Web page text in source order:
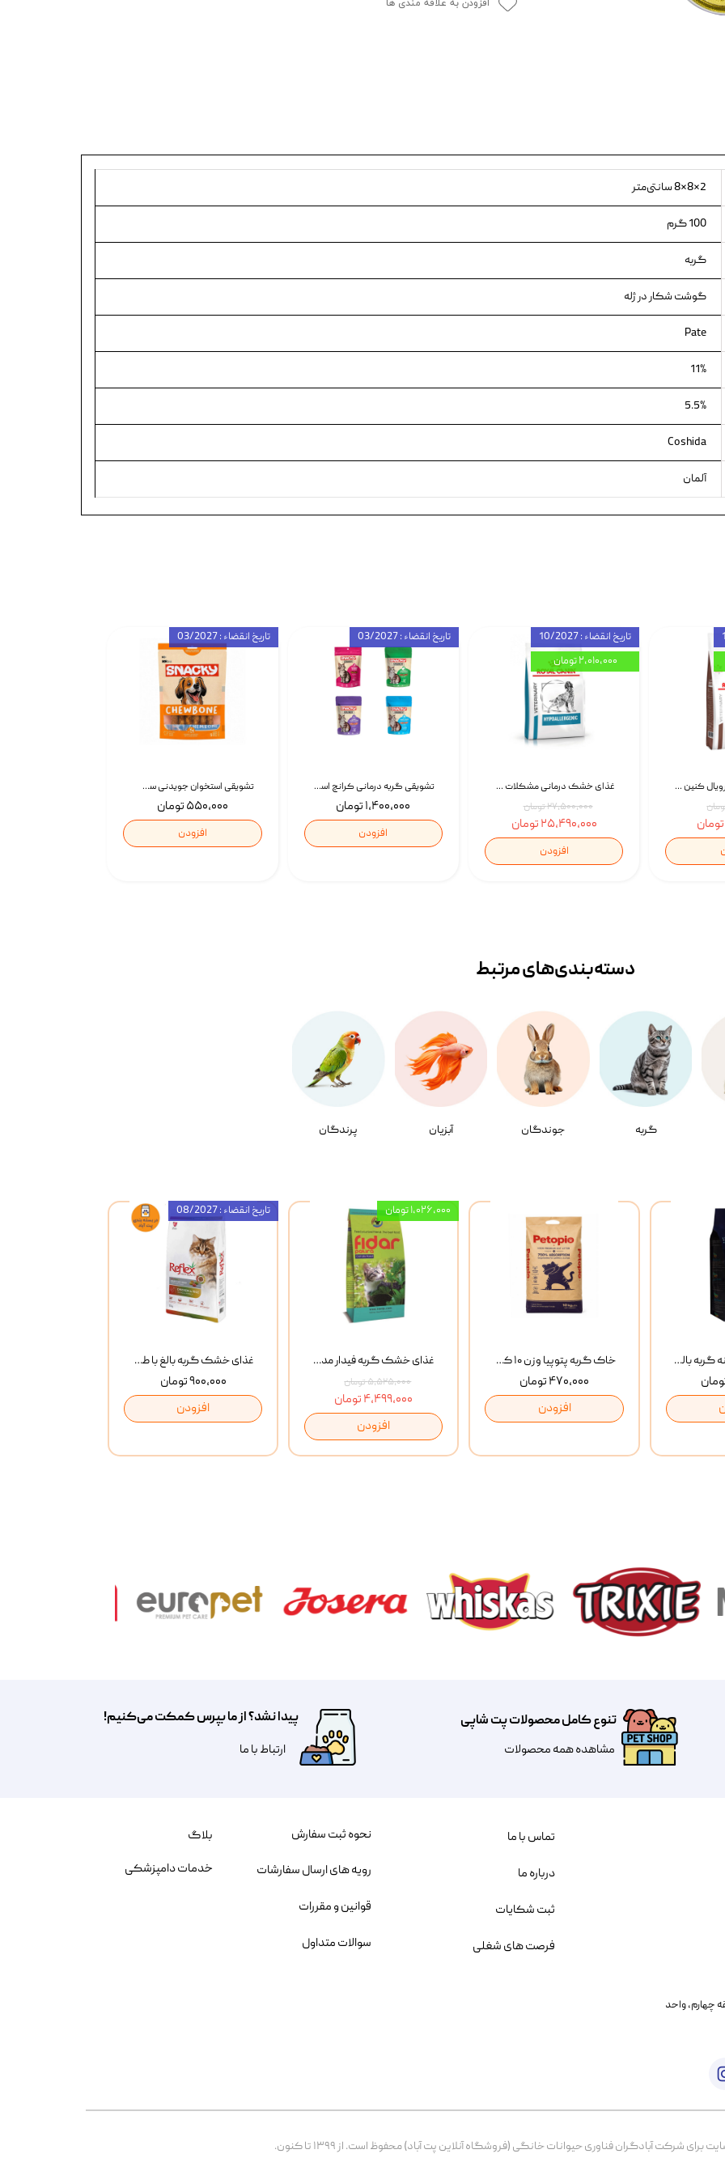
افزودن به علاقه مندی ها
2×8×8 سانتی‌متر
100 گرم
گربه
گوشت شکار در ژله
Pate
11%
5.5%
Coshida
آلمان
تشویقی استخوان جویدنی سگ اسنکی کرانچی با طعم مرغ Snacky Crunchy Munchy وزن 100 گرم
۵۵۰,۰۰۰ تومان
افزودن
تاریخ انقضاء : 03/2027
تشویقی گربه درمانی کرانچ اسنکی با طعم میکس Snacky Crunch Cat Treats وزن 60 گرم بسته 4 عددی
۱,۴۰۰,۰۰۰ تومان
افزودن
تاریخ انقضاء : 03/2027
غذای خشک درمانی مشکلات گوارشی سگ رویال کنین Royal Canin Hypoallergenic وزن 7 کیلوگرم | پت استوک
۲۷,۵۰۰,۰۰۰ تومان
۲۵,۴۹۰,۰۰۰ تومان
افزودن
تاریخ انقضاء : 10/2027
۲,۰۱۰,۰۰۰ تومان
غذای خشک گربه رویال کنین Gastrointestinal Fibre Response وزن 2 کیلوگرم | پت استوک
گربه جوندگان آبزیان پرندگان
دسته‌بندی‌‌های مرتبط
غذای خشک گربه بالغ با طعم مرغ و برنج رفلکس Reflex Multi Color Chicken And Rice وزن 1 کیلوگرم
۹۰۰,۰۰۰ تومان
افزودن
تاریخ انقضاء : 08/2027
غذای خشک گربه فیدار مدل Adult وزن 10 کیلوگرم
۵,۵۲۵,۰۰۰ تومان
۴,۴۹۹,۰۰۰ تومان
افزودن
۱,۰۲۶,۰۰۰ تومان
خاک گربه پتوپیا وزن ۱۰ کیلوگرم
۴۷۰,۰۰۰ تومان
افزودن
غذای خشک روزانه گربه بالغ مفید MoFeed Adult Daily Cat Food وزن 2 کیلوگرم
تنوع کامل محصولات پت شاپی
مشاهده همه محصولات
پیدا نشد؟ از ما بپرس کمکت می‌کنیم!
​​​ارتباط با ما
خیابان بنی هاشم پلاک ۲۰۲ ، طبقه چهارم، واحد
شرکت آبادگران فناوری حیوانات خانگی (فروشگاه آنلاین پت آباد) محفوظ است. از ۱۳۹۹ تا کنون.
نحوه ثبت سفارش
رویه های ارسال سفارشات
قوانین و مقررات
سوالات متداول
تماس با ما
درباره ما
ثبت شکایات
فرصت های شغلی
بلاگ
خدمات دامپزشکی